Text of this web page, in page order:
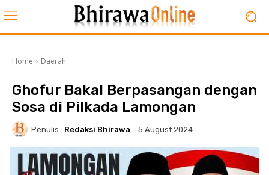
Home Daerah
Ghofur Bakal Berpasangan dengan
Sosa di Pilkada Lamongan
Penulis : Redaksi Bhirawa 5 August 2024